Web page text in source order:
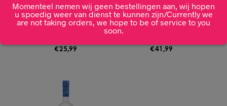
€25,99 €41,99
Momenteel nemen wij geen bestellingen aan, wij hopen
u spoedig weer van dienst te kunnen zijn/Currently we
are not taking orders, we hope to be of service to you
soon.